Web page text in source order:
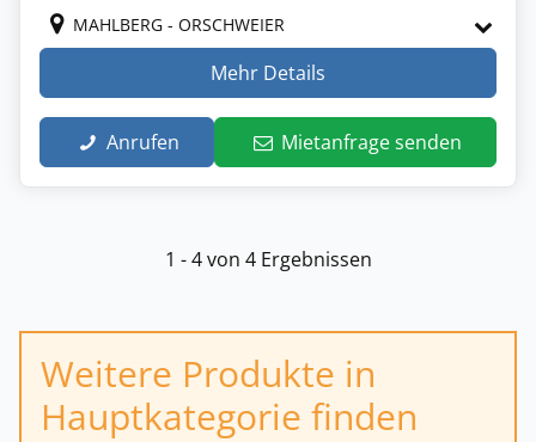
MAHLBERG - ORSCHWEIER
Mehr Details
Anrufen Mietanfrage senden
1 - 4 von 4 Ergebnissen
Weitere Produkte in
Hauptkategorie finden